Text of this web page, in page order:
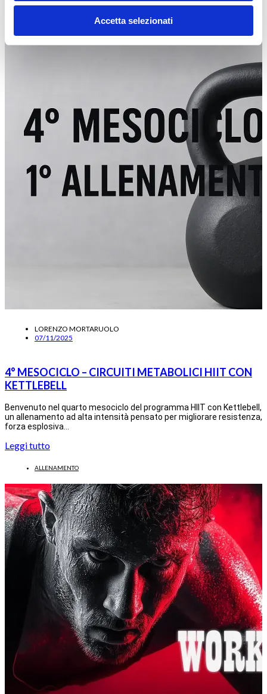
Accetta selezionati
LORENZO MORTARUOLO
07/11/2025
4° MESOCICLO – CIRCUITI METABOLICI HIIT CON
KETTLEBELL
Benvenuto nel quarto mesociclo del programma HIIT con Kettlebell,
un allenamento ad alta intensità pensato per migliorare resistenza,
forza esplosiva…
Leggi tutto
ALLENAMENTO